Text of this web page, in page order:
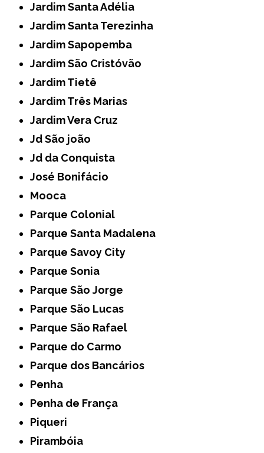
Jardim Santa Adélia
Jardim Santa Terezinha
Jardim Sapopemba
Jardim São Cristóvão
Jardim Tietê
Jardim Três Marias
Jardim Vera Cruz
Jd São joão
Jd da Conquista
José Bonifácio
Mooca
Parque Colonial
Parque Santa Madalena
Parque Savoy City
Parque Sonia
Parque São Jorge
Parque São Lucas
Parque São Rafael
Parque do Carmo
Parque dos Bancários
Penha
Penha de França
Piqueri
Pirambóia